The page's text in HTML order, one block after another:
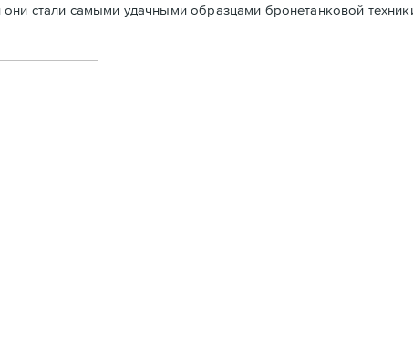
стали самыми удачными образцами бронетанковой